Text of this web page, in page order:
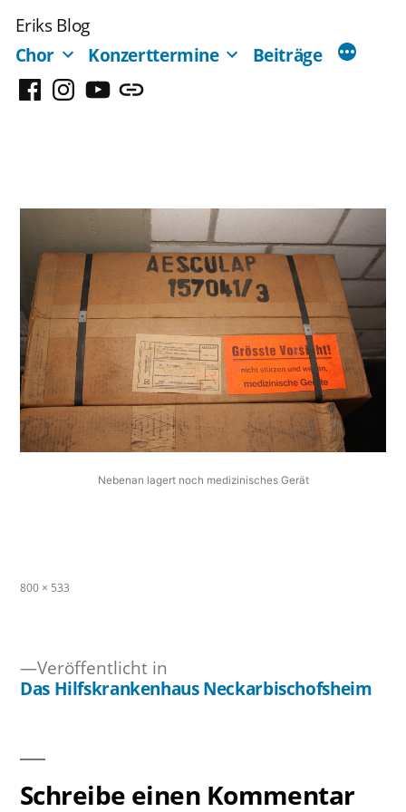
Inhalt
springen
Eriks Blog
Chor
Konzerttermine Beiträge
FacebookInstagram
YouTubeMastodon
Nebenan lagert noch medizinisches Gerät
Originalgröße
800 × 533
Veröffentlicht in
Das Hilfskrankenhaus Neckarbischofsheim
Schreibe einen Kommentar